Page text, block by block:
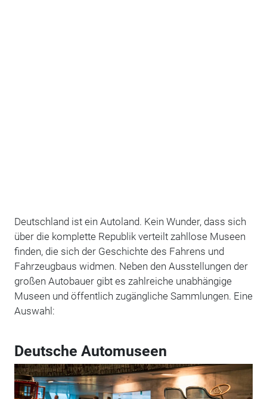
Deutschland ist ein Autoland. Kein Wunder, dass sich
über die komplette Republik verteilt zahllose Museen
finden, die sich der Geschichte des Fahrens und
Fahrzeugbaus widmen. Neben den Ausstellungen der
großen Autobauer gibt es zahlreiche unabhängige
Museen und öffentlich zugängliche Sammlungen. Eine
Auswahl:
Deutsche Automuseen